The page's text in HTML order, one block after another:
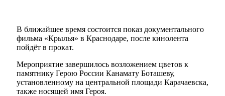
В ближайшее время состоится показ документального
фильма «Крылья» в Краснодаре, после кинолента
пойдёт в прокат.
Мероприятие завершилось возложением цветов к
памятнику Герою России Канамату Боташеву,
установленному на центральной площади Карачаевска,
также носящей имя Героя.